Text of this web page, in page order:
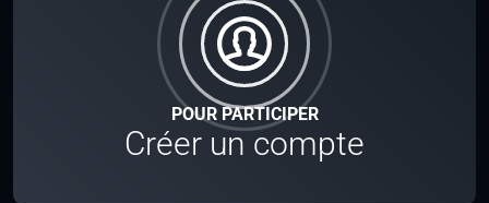
POUR PARTICIPER
Créer un compte